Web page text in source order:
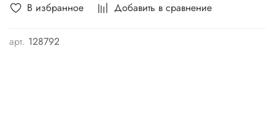
В избранное Добавить в сравнение
арт. 128792